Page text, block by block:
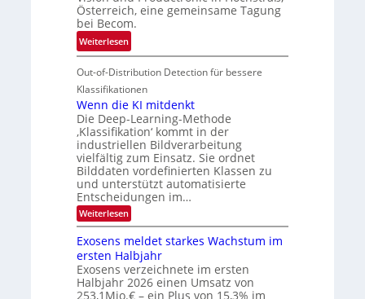
k
e
i
t
e
n
V
I
S
I
O
N
T
e
c
h
T
a
l
k
s
d
T
o
u
r
a
u
d
e
r
V
I
S
I
O
N
Österreich, eine gemeinsame Tagung
bei Becom.
Weiterlesen:
T
a
g
u
n
g
z
u
E
l
e
k
t
r
o
n
Out-of-Distribution Detection für bessere
Klassifikationen
Wenn die KI mitdenkt
Die Deep-Learning-Methode
‚Klassifikation‘ kommt in der
industriellen Bildverarbeitung
vielfältig zum Einsatz. Sie ordnet
Bilddaten vordefinierten Klassen zu
und unterstützt automatisierte
Entscheidungen im…
Weiterlesen:
W
n
n
d
i
e
Exosens meldet starkes Wachstum im
ersten Halbjahr
Exosens verzeichnete im ersten
Halbjahr 2026 einen Umsatz von
253,1Mio.€ – ein Plus von 15,3% im